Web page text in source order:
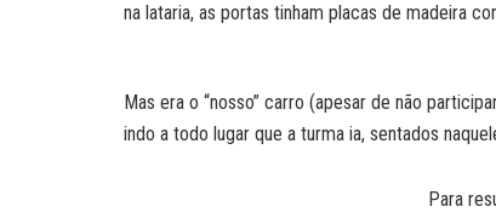
na lataria, as portas tinham placas de madeira
Mas era o “nosso” carro (apesar de não
indo a todo lugar que a turma ia, sentados
Para